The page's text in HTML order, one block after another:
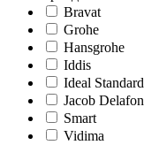
Bravat
Grohe
Hansgrohe
Iddis
Ideal Standard
Jacob Delafon
Smart
Vidima